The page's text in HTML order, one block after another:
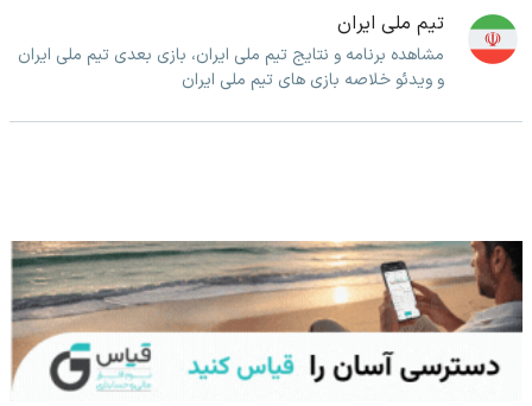
تیم ملی ایران
مشاهده برنامه و نتایج تیم ملی ایران، بازی بعدی تیم ملی ایران
و ویدئو خلاصه بازی های تیم ملی ایران